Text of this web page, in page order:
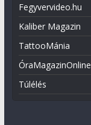
Fegyvervideo.hu
Kaliber Magazin
TattooMánia
ÓraMagazinOnline
Túlélés